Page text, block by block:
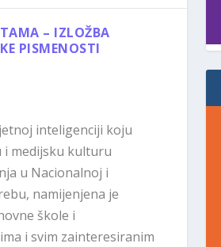
– IZLOŽBA
PISMENOSTI
inteligenciji koju
i medijsku kulturu
u Nacionalnoj i
namijenjena je
škole i
i svim zainteresiranim